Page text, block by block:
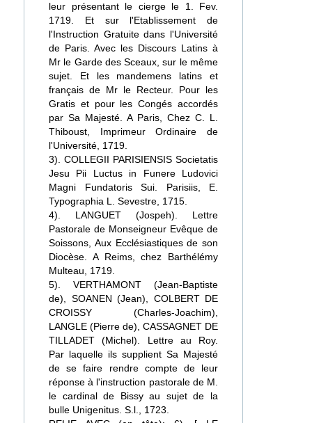
leur présentant le cierge le 1. Fev.
1719. Et sur l'Etablissement de
l'Instruction Gratuite dans l'Université
de Paris. Avec les Discours Latins à
Mr le Garde des Sceaux, sur le même
sujet. Et les mandemens latins et
français de Mr le Recteur. Pour les
Gratis et pour les Congés accordés
par Sa Majesté. A Paris, Chez C. L.
Thiboust, Imprimeur Ordinaire de
l'Université, 1719.
3). COLLEGII PARISIENSIS Societatis
Jesu Pii Luctus in Funere Ludovici
Magni Fundatoris Sui. Parisiis, E.
Typographia L. Sevestre, 1715.
4). LANGUET (Jospeh). Lettre
Pastorale de Monseigneur Evêque de
Soissons, Aux Ecclésiastiques de son
Diocèse. A Reims, chez Barthélémy
Multeau, 1719.
5). VERTHAMONT (Jean-Baptiste
de), SOANEN (Jean), COLBERT DE
CROISSY (Charles-Joachim),
LANGLE (Pierre de), CASSAGNET DE
TILLADET (Michel). Lettre au Roy.
Par laquelle ils supplient Sa Majesté
de se faire rendre compte de leur
réponse à l'instruction pastorale de M.
le cardinal de Bissy au sujet de la
bulle Unigenitus. S.l., 1723.